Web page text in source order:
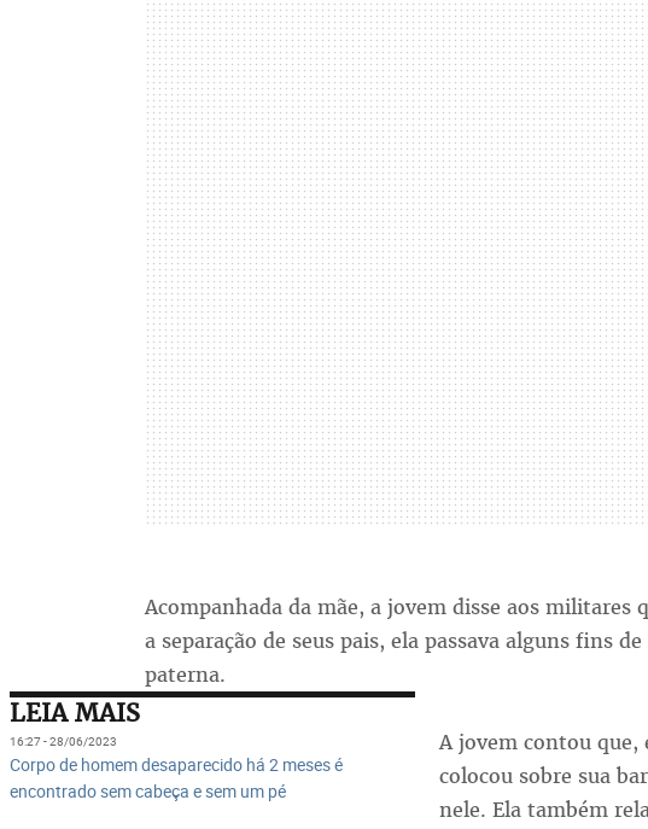
Acompanhada da mãe, a jovem disse aos militares
a separação de seus pais, ela passava alguns fins
paterna.
LEIA MAIS
16:27 - 28/06/2023
Corpo de homem desaparecido há 2 meses é
encontrado sem cabeça e sem um pé
A jovem contou que,
colocou sobre sua
nele. Ela também